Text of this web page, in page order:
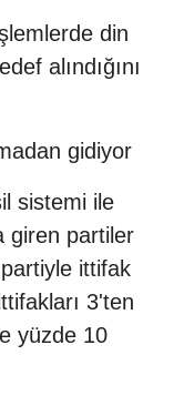
din
alındığını
gidiyor
sistemi ile
giren partiler
ittifak
3'ten
yüzde 10